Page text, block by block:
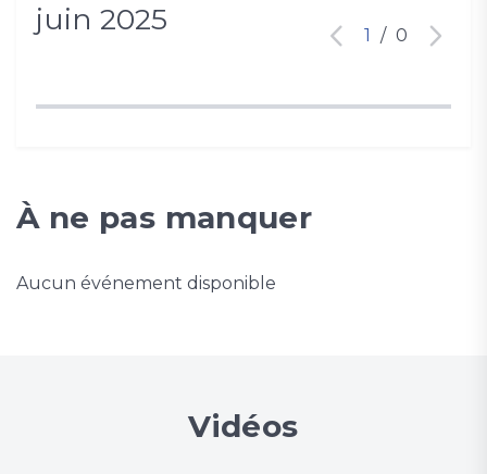
juin 2025 1 / 0
À ne pas manquer
Aucun événement disponible
Vidéos